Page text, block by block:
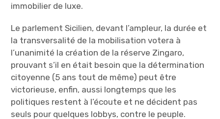
immobilier de luxe.
Le parlement Sicilien, devant l’ampleur, la durée et
la transversalité de la mobilisation votera à
l’unanimité la création de la réserve Zingaro,
prouvant s’il en était besoin que la détermination
citoyenne (5 ans tout de même) peut être
victorieuse, enfin, aussi longtemps que les
politiques restent à l’écoute et ne décident pas
seuls pour quelques lobbys, contre le peuple.